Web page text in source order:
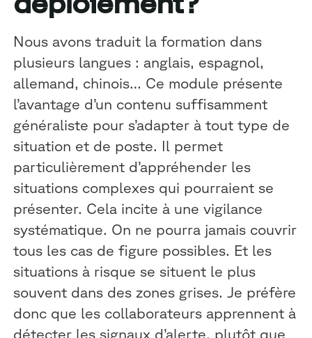
Nous avons traduit la formation dans
plusieurs langues : anglais, espagnol,
allemand, chinois… Ce module présente
l’avantage d’un contenu suffisamment
généraliste pour s’adapter à tout type de
situation et de poste. Il permet
particulièrement d’appréhender les
situations complexes qui pourraient se
présenter. Cela incite à une vigilance
systématique. On ne pourra jamais couvrir
tous les cas de figure possibles. Et les
situations à risque se situent le plus
souvent dans des zones grises. Je préfère
donc que les collaborateurs apprennent à
détecter les signaux d’alerte, plutôt que